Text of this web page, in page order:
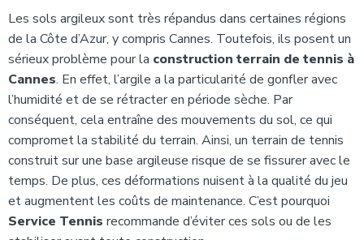
Les sols argileux sont très répandus dans certaines régions
de la Côte d’Azur, y compris Cannes. Toutefois, ils posent un
sérieux problème pour la construction terrain de tennis à
Cannes. En effet, l’argile a la particularité de gonfler avec
l’humidité et de se rétracter en période sèche. Par
conséquent, cela entraîne des mouvements du sol, ce qui
compromet la stabilité du terrain. Ainsi, un terrain de tennis
construit sur une base argileuse risque de se fissurer avec le
temps. De plus, ces déformations nuisent à la qualité du jeu
et augmentent les coûts de maintenance. C’est pourquoi
Service Tennis recommande d’éviter ces sols ou de les